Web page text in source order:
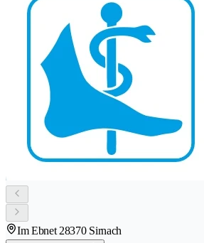
Im Ebnet 28370 Sirnach